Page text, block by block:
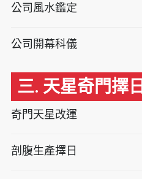
公司風水鑑定
公司開幕科儀
三. 天星奇門擇日
奇門天星改運
剖腹生產擇日